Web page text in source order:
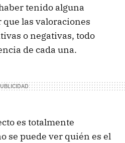
tenido alguna
las valoraciones
o negativas, todo
de cada una.
es totalmente
se puede ver quién es el